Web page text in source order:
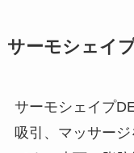
サーモシェイ
サーモシェイプ
吸引、マッサー